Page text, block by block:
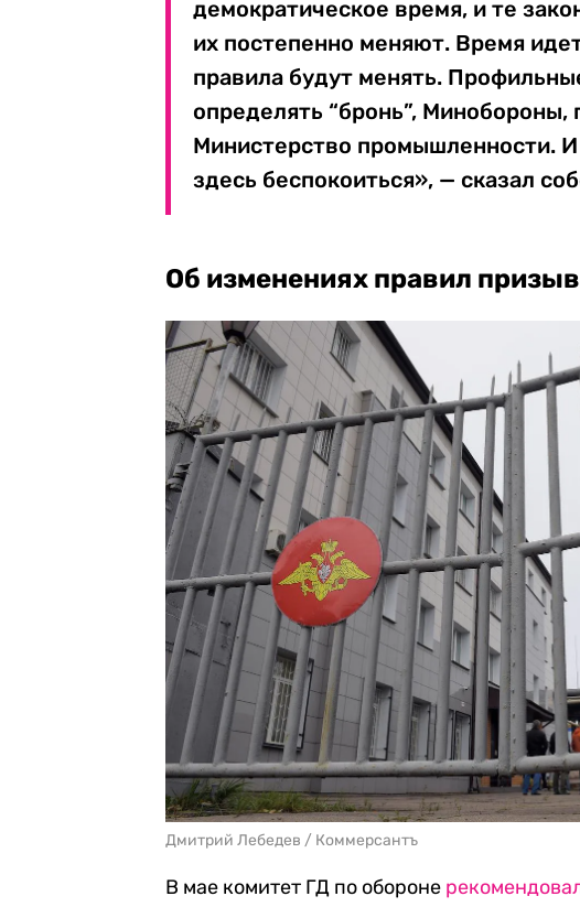
демократическое время, и те
их постепенно меняют. Время
правила будут менять.
определять “бронь”,
Министерство промышленности.
здесь беспокоиться», — сказал
Об изменениях правил
Дмитрий Лебедев / Коммерсантъ
В мае комитет ГД по обороне